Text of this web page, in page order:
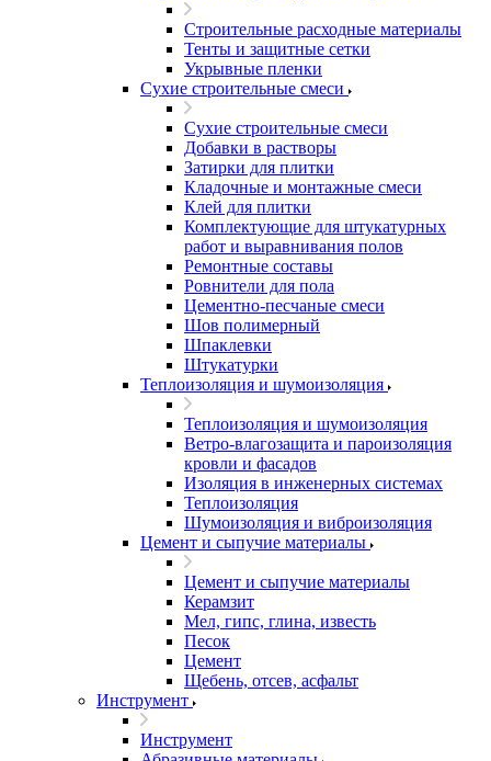
Строительные расходные материалы
Тенты и защитные сетки
Укрывные пленки
Сухие строительные смеси
Сухие строительные смеси
Добавки в растворы
Затирки для плитки
Кладочные и монтажные смеси
Клей для плитки
Комплектующие для штукатурных
работ и выравнивания полов
Ремонтные составы
Ровнители для пола
Цементно-песчаные смеси
Шов полимерный
Шпаклевки
Штукатурки
Теплоизоляция и шумоизоляция
Теплоизоляция и шумоизоляция
Ветро-влагозащита и пароизоляция
кровли и фасадов
Изоляция в инженерных системах
Теплоизоляция
Шумоизоляция и виброизоляция
Цемент и сыпучие материалы
Цемент и сыпучие материалы
Керамзит
Мел, гипс, глина, известь
Песок
Цемент
Щебень, отсев, асфальт
Инструмент
Инструмент